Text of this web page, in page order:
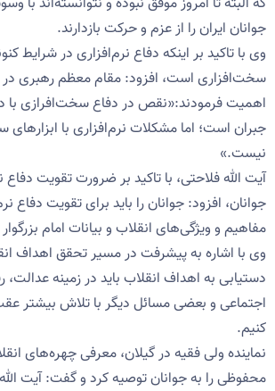
جوانان ایران را از عزم و حرکت بازدارند.
وی با تاکید بر اینکه دفاع نرم‌افزاری در شرایط
سخت‌افزاری است، افزود: مقام معظم رهبری در
اهمیت فرمودند:«نقص در دفاع سخت‌افرازی با
جبران است؛ اما مشکلات نرم‌افزاری با
نیست.»
آیت الله فلاحتی، با تاکید بر ضرورت تقویت
جوانان، افزود: جوانان را باید برای تقویت دفاع
مفاهیم و ویژگی‌های انقلاب و بیانات امام بزرگوار
وی با اشاره به پیشرفت در مسیر تحقق اهداف
دستیابی به اهداف انقلاب باید در زمینه
اجتماعی و بعضی مسائل دیگر با تلاش بیشتر
کنیم.
نماینده ولی فقیه در گیلان، معرفی چهره‌های
محفوظی را به جوانان توصیه کرد و گفت: آیت